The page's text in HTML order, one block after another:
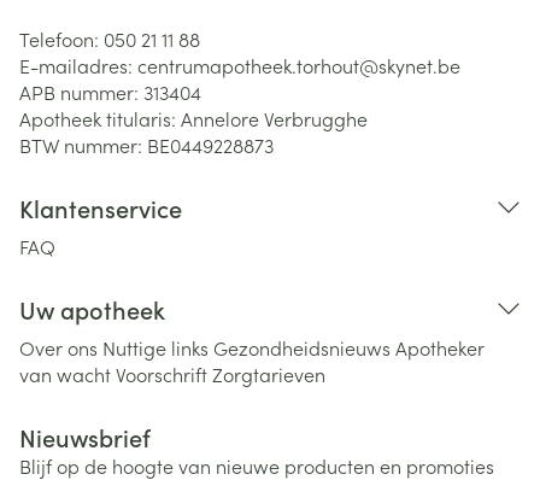
Telefoon: 050 21 11 88
E-mailadres: centrumapotheek.torhout@skynet.be
APB nummer: 313404
Apotheek titularis: Annelore Verbrugghe
BTW nummer: BE0449228873
Klantenservice
FAQ
Uw apotheek
Over ons Nuttige links Gezondheidsnieuws Apotheker
van wachtVoorschriftZorgtarieven
Nieuwsbrief
Blijf op de hoogte van nieuwe producten en promoties